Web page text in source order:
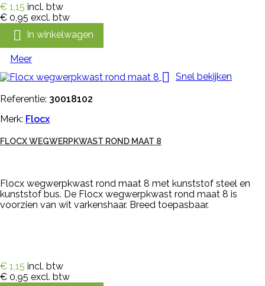
€ 1,15 incl. btw
€ 0,95 excl. btw
 In winkelwagen
Meer
 Snel bekijken
Referentie: 30018102
Merk: Flocx
FLOCX WEGWERPKWAST ROND MAAT 8
Flocx wegwerpkwast rond maat 8 met kunststof steel en
kunststof bus. De Flocx wegwerpkwast rond maat 8 is
voorzien van wit varkenshaar. Breed toepasbaar.
€ 1,15 incl. btw
€ 0,95 excl. btw